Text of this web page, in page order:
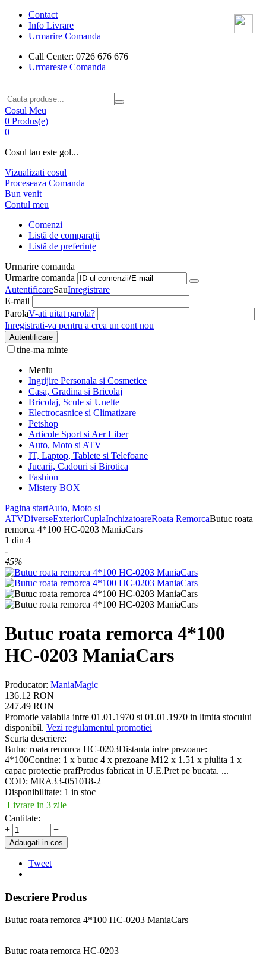
Contact
Info Livrare
Urmarire Comanda
Call Center: 0726 676 676
Urmareste Comanda
Cosul Meu
0 Produs(e)
0
Cosul tau este gol...
Vizualizati cosul
Proceseaza Comanda
Bun venit
Contul meu
Comenzi
Listă de comparații
Listă de preferințe
Urmarire comanda
Urmarire comanda
AutentificareSauInregistrare
E-mail
ParolaV-ati uitat parola?
Inregistrati-va pentru a crea un cont nou
Autentificare
tine-ma minte
Meniu
Ingrijire Personala si Cosmetice
Casa, Gradina si Bricolaj
Bricolaj, Scule si Unelte
Electrocasnice si Climatizare
Petshop
Articole Sport si Aer Liber
Auto, Moto si ATV
IT, Laptop, Tablete si Telefoane
Jucarii, Cadouri si Birotica
Fashion
Mistery BOX
Pagina startAuto, Moto si
ATVDiverseExteriorCuplaInchizatoareRoata RemorcaButuc roata
remorca 4*100 HC-0203 ManiaCars
1 din 4
-
45%
Butuc roata remorca 4*100
HC-0203 ManiaCars
Producator: ManiaMagic
136.12 RON
247.49 RON
Promotie valabila intre 01.01.1970 si 01.01.1970 in limita stocului
disponibil. Vezi regulamentul promotiei
Scurta descriere:
Butuc roata remorca HC-0203Distanta intre prezoane:
4*100Contine: 1 x butuc 4 x prezoane M12 x 1.51 x piulita 1 x
capac protectie prafProdus fabricat in U.E.Pret pe bucata. ...
COD: MRA33-051018-2
Disponibilitate: 1 in stoc
Livrare in 3 zile
Cantitate:
+
−
Adaugati in cos
Tweet
Descriere Produs
Butuc roata remorca 4*100 HC-0203 ManiaCars
Butuc roata remorca HC-0203